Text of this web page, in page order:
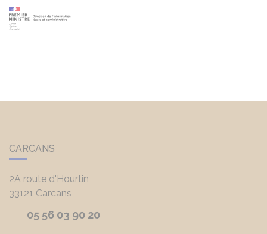
CARCANS
2A route d'Hourtin
33121 Carcans
05 56 03 90 20